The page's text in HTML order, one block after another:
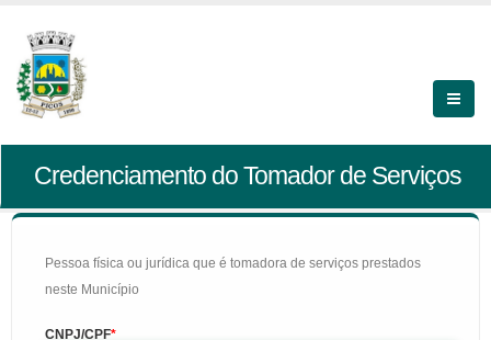
Credenciamento do Tomador de Serviços
Pessoa física ou jurídica que é tomadora de serviços prestados
neste Município
CNPJ/CPF